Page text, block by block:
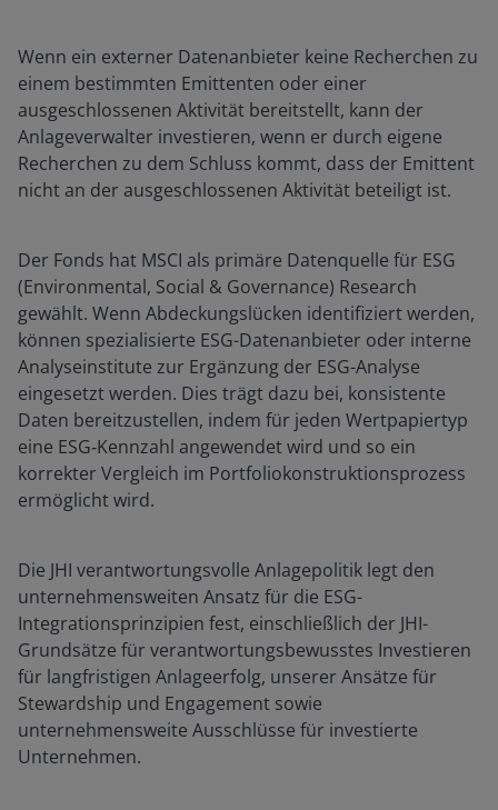
Wenn ein externer Datenanbieter keine Recherchen zu
einem bestimmten Emittenten oder einer
ausgeschlossenen Aktivität bereitstellt, kann der
Anlageverwalter investieren, wenn er durch eigene
Recherchen zu dem Schluss kommt, dass der Emittent
nicht an der ausgeschlossenen Aktivität beteiligt ist.
Der Fonds hat MSCI als primäre Datenquelle für ESG
(Environmental, Social & Governance) Research
gewählt. Wenn Abdeckungslücken identifiziert werden,
können spezialisierte ESG-Datenanbieter oder interne
Analyseinstitute zur Ergänzung der ESG-Analyse
eingesetzt werden. Dies trägt dazu bei, konsistente
Daten bereitzustellen, indem für jeden Wertpapiertyp
eine ESG‑Kennzahl angewendet wird und so ein
korrekter Vergleich im Portfoliokonstruktionsprozess
ermöglicht wird.
Die JHI verantwortungsvolle Anlagepolitik legt den
unternehmensweiten Ansatz für die ESG-
Integrationsprinzipien fest, einschließlich der JHI-
Grundsätze für verantwortungsbewusstes Investieren
für langfristigen Anlageerfolg, unserer Ansätze für
Stewardship und Engagement sowie
unternehmensweite Ausschlüsse für investierte
Unternehmen.